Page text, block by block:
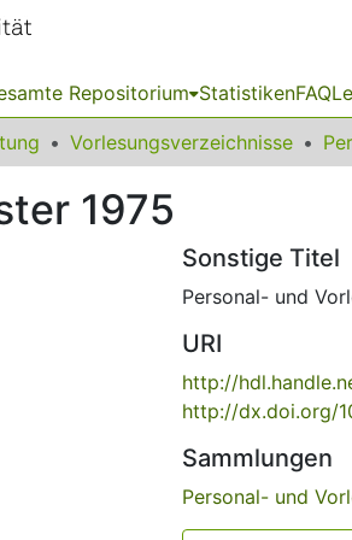
Repositorium StatistikenFAQ
Vorlesungsverzeichnisse
1975
Sonstige Titel
Personal- und
URI
http://
http://dx.doi.org/
Sammlungen
Personal- und